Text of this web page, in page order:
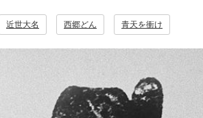
近世大名 西郷どん 青天を衝け